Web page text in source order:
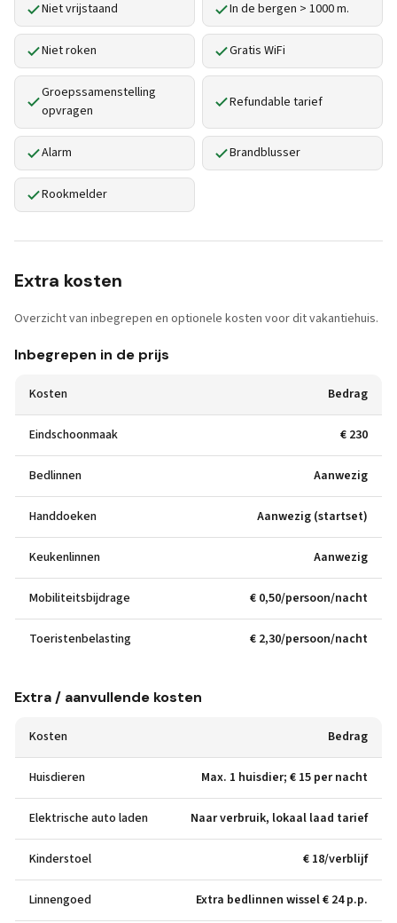
Niet vrijstaand In de bergen > 1000 m.
Niet roken Gratis WiFi
Groepssamenstelling
opvragen
Refundable tarief
Alarm Brandblusser
Rookmelder
Extra kosten
Overzicht van inbegrepen en optionele kosten voor dit vakantiehuis.
Inbegrepen in de prijs
Kosten Bedrag
Eindschoonmaak € 230
Bedlinnen Aanwezig
Handdoeken Aanwezig (startset)
Keukenlinnen Aanwezig
Mobiliteitsbijdrage € 0,50/persoon/nacht
Toeristenbelasting € 2,30/persoon/nacht
Extra / aanvullende kosten
Kosten Bedrag
Huisdieren Max. 1 huisdier; € 15 per nacht
Elektrische auto laden Naar verbruik, lokaal laad tarief
Kinderstoel € 18/verblijf
Linnengoed Extra bedlinnen wissel € 24 p.p.